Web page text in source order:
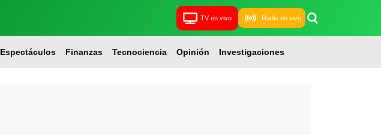
TV en vivo Radio en vivo
Espectáculos Finanzas Tecnociencia Opinión Investigaciones